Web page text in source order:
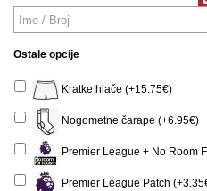
Ostale opcije
Kratke hlače (+15.75€)
Nogometne čarape (+6.95€)
Premier League + No Room
Premier League Patch